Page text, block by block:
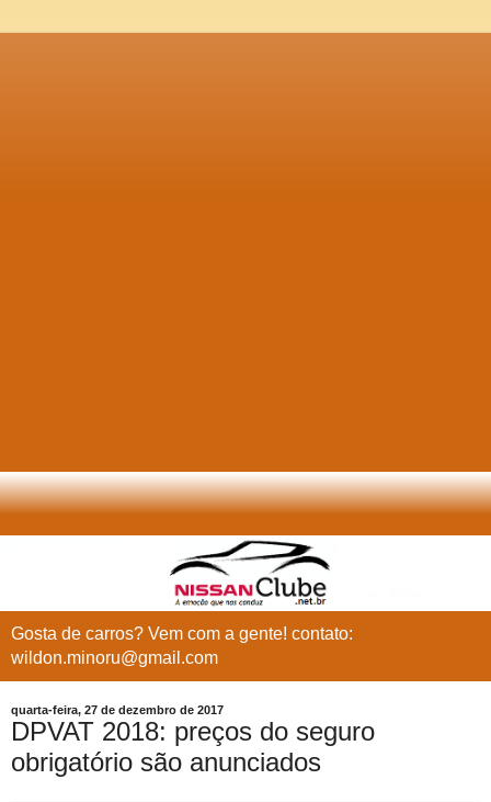
Gosta de carros? Vem com a gente! contato:
wildon.minoru@gmail.com
quarta-feira, 27 de dezembro de 2017
DPVAT 2018: preços do seguro
obrigatório são anunciados